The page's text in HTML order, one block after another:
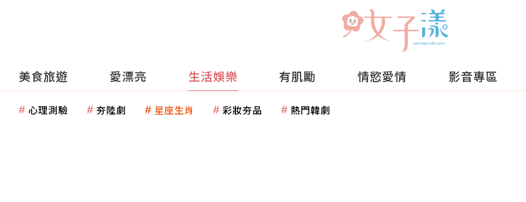
美食旅遊 愛漂亮 生活娛樂 有肌勵 情慾愛情 影音專區
心理測驗 夯陸劇 星座生肖 彩妝夯品 熱門韓劇